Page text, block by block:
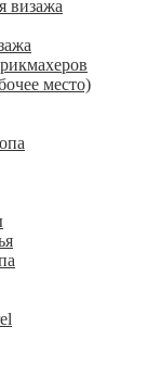
визажа
место)